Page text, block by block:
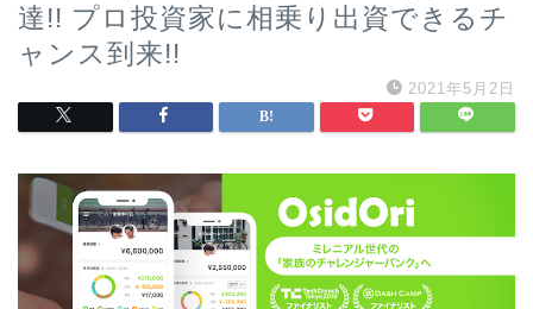
達!! プロ投資家に相乗り出資できるチ
ャンス到来!!
2021年5月2日